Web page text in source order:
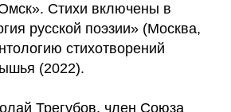
Стихи включены в
русской поэзии» (Москва,
стихотворений
(2022).
Трегубов, член Союза